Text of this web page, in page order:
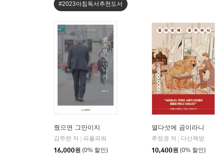
#2023아침독서추천도서
줬으면 그만이지
김주완 저 | 피플파워
16,000원 (0% 할인)
열다섯에 곰이라니
추정경 저 | 다산책방
10,400원 (0% 할인)